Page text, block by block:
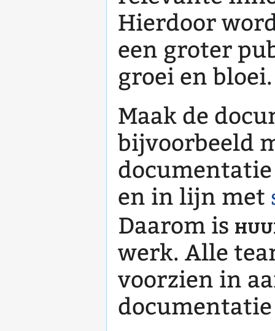
Hierdoor
een groter
groei en bloei.
Maak de
bijvoorbeeld
en in lijn met
Daarom is
werk. Alle
voorzien in